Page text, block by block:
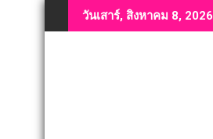
to
วันเสาร์, สิงหาคม 8, 2026